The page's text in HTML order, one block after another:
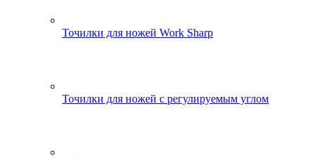
Точилки для ножей Work Sharp
Точилки для ножей с регулируемым углом